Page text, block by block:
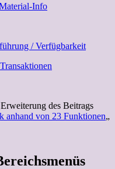
Info
/ Verfügbarkeit
des Beitrags
anhand von 23 Funktionen„